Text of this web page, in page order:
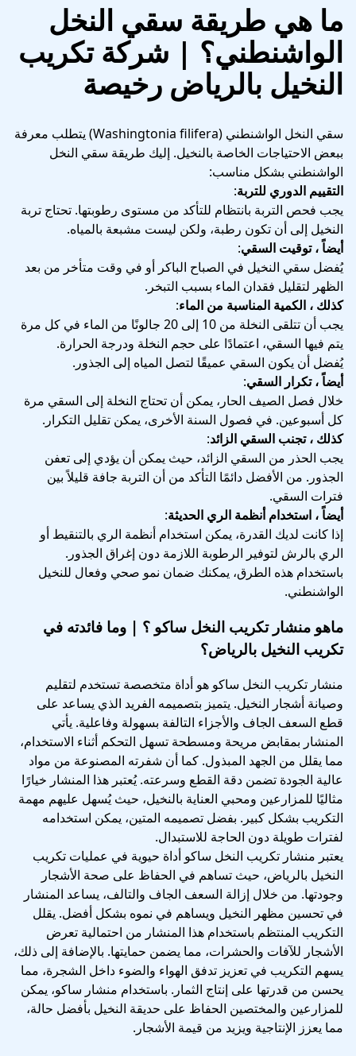
ما هي طريقة سقي النخل
الواشنطني؟ | شركة تكريب
النخيل بالرياض رخيصة
سقي النخل الواشنطني (Washingtonia filifera) يتطلب معرفة
ببعض الاحتياجات الخاصة بالنخيل. إليك طريقة سقي النخل
الواشنطني بشكل مناسب:
التقييم الدوري للتربة:
يجب فحص التربة بانتظام للتأكد من مستوى رطوبتها. تحتاج تربة
النخيل إلى أن تكون رطبة، ولكن ليست مشبعة بالمياه.
أيضاً ، توقيت السقي:
يُفضل سقي النخيل في الصباح الباكر أو في وقت متأخر من بعد
الظهر لتقليل فقدان الماء بسبب التبخر.
كذلك ، الكمية المناسبة من الماء:
يجب أن تتلقى النخلة من 10 إلى 20 جالونًا من الماء في كل مرة
يتم فيها السقي، اعتمادًا على حجم النخلة ودرجة الحرارة.
يُفضل أن يكون السقي عميقًا لتصل المياه إلى الجذور.
أيضاً ، تكرار السقي:
خلال فصل الصيف الحار، يمكن أن تحتاج النخلة إلى السقي مرة
كل أسبوعين. في فصول السنة الأخرى، يمكن تقليل التكرار.
كذلك ، تجنب السقي الزائد:
يجب الحذر من السقي الزائد، حيث يمكن أن يؤدي إلى تعفن
الجذور. من الأفضل دائمًا التأكد من أن التربة جافة قليلاً بين
فترات السقي.
أيضاً ، استخدام أنظمة الري الحديثة:
إذا كانت لديك القدرة، يمكن استخدام أنظمة الري بالتنقيط أو
الري بالرش لتوفير الرطوبة اللازمة دون إغراق الجذور.
باستخدام هذه الطرق، يمكنك ضمان نمو صحي وفعال للنخيل
الواشنطني.
ماهو منشار تكريب النخل ساكو ؟ | وما فائدته في
تكريب النخيل بالرياض؟
منشار تكريب النخل ساكو هو أداة متخصصة تستخدم لتقليم
وصيانة أشجار النخيل. يتميز بتصميمه الفريد الذي يساعد على
قطع السعف الجاف والأجزاء التالفة بسهولة وفاعلية. يأتي
المنشار بمقابض مريحة ومسطحة تسهل التحكم أثناء الاستخدام،
مما يقلل من الجهد المبذول. كما أن شفرته المصنوعة من مواد
عالية الجودة تضمن دقة القطع وسرعته. يُعتبر هذا المنشار خيارًا
مثاليًا للمزارعين ومحبي العناية بالنخيل، حيث يُسهل عليهم مهمة
التكريب بشكل كبير. بفضل تصميمه المتين، يمكن استخدامه
لفترات طويلة دون الحاجة للاستبدال.
يعتبر منشار تكريب النخل ساكو أداة حيوية في عمليات تكريب
النخيل بالرياض، حيث تساهم في الحفاظ على صحة الأشجار
وجودتها. من خلال إزالة السعف الجاف والتالف، يساعد المنشار
في تحسين مظهر النخيل ويساهم في نموه بشكل أفضل. يقلل
التكريب المنتظم باستخدام هذا المنشار من احتمالية تعرض
الأشجار للآفات والحشرات، مما يضمن حمايتها. بالإضافة إلى ذلك،
يسهم التكريب في تعزيز تدفق الهواء والضوء داخل الشجرة، مما
يحسن من قدرتها على إنتاج الثمار. باستخدام منشار ساكو، يمكن
للمزارعين والمختصين الحفاظ على حديقة النخيل بأفضل حالة،
مما يعزز الإنتاجية ويزيد من قيمة الأشجار.